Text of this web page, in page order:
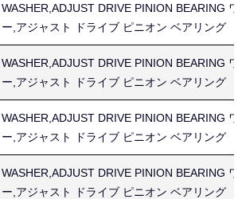
WASHER,ADJUST DRIVE PINION BEARING
ー,アジャスト ドライブ ピニオン ベアリング
WASHER,ADJUST DRIVE PINION BEARING
ー,アジャスト ドライブ ピニオン ベアリング
WASHER,ADJUST DRIVE PINION BEARING
ー,アジャスト ドライブ ピニオン ベアリング
WASHER,ADJUST DRIVE PINION BEARING
ー,アジャスト ドライブ ピニオン ベアリング